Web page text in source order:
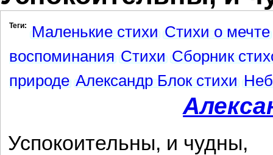
Теги: Маленькие стихи Стихи о мечте
воспоминания Стихи Сборник
природе Александр Блок стихи
Успокоительны, и чудны,